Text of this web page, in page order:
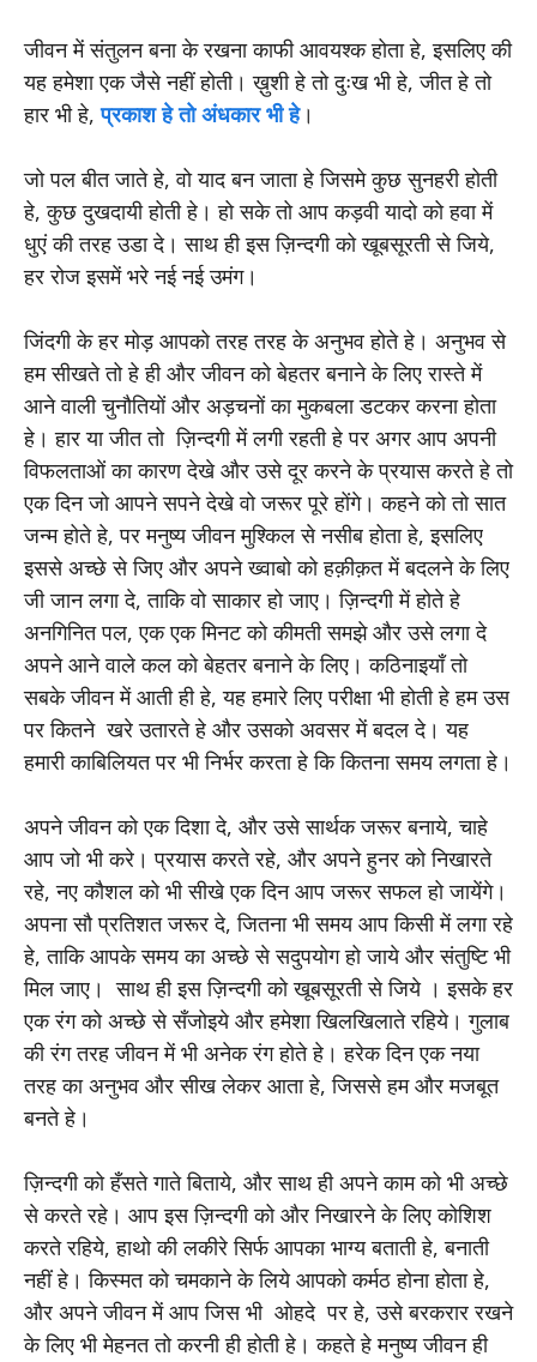
जीवन में संतुलन बना के रखना काफी आवयश्क होता हे, इसलिए की
यह हमेशा एक जैसे नहीं होती। ख़ुशी हे तो दुःख भी हे, जीत हे तो
हार भी हे,प्रकाश हे तो अंधकार भी हे।
जो पल बीत जाते हे, वो याद बन जाता हे जिसमे कुछ सुनहरी होती
हे, कुछ दुखदायी होती हे। हो सके तो आप कड़वी यादो को हवा में
धुएं की तरह उडा दे। साथ ही इस ज़िन्दगी को खूबसूरती से जिये,
हर रोज इसमें भरे नई नई उमंग।
जिंदगी के हर मोड़ आपको तरह तरह के अनुभव होते हे। अनुभव से
हम सीखते तो हे ही और जीवन को बेहतर बनाने के लिए रास्ते में
आने वाली चुनौतियों और अड़चनों का मुकबला डटकर करना होता
हे। हार या जीत तो ज़िन्दगी में लगी रहती हे पर अगर आप अपनी
विफलताओं का कारण देखे और उसे दूर करने के प्रयास करते हे तो
एक दिन जो आपने सपने देखे वो जरूर पूरे होंगे। कहने को तो सात
जन्म होते हे, पर मनुष्य जीवन मुश्किल से नसीब होता हे, इसलिए
इससे अच्छे से जिए और अपने ख्वाबो को हक़ीक़त में बदलने के लिए
जी जान लगा दे, ताकि वो साकार हो जाए। ज़िन्दगी में होते हे
अनगिनित पल, एक एक मिनट को कीमती समझे और उसे लगा दे
अपने आने वाले कल को बेहतर बनाने के लिए। कठिनाइयाँ तो
सबके जीवन में आती ही हे, यह हमारे लिए परीक्षा भी होती हे हम उस
पर कितने खरे उतारते हे और उसको अवसर में बदल दे। यह
हमारी काबिलियत पर भी निर्भर करता हे कि कितना समय लगता हे।
अपने जीवन को एक दिशा दे, और उसे सार्थक जरूर बनाये, चाहे
आप जो भी करे। प्रयास करते रहे, और अपने हुनर को निखारते
रहे, नए कौशल को भी सीखे एक दिन आप जरूर सफल हो जायेंगे।
अपना सौ प्रतिशत जरूर दे, जितना भी समय आप किसी में लगा रहे
हे, ताकि आपके समय का अच्छे से सदुपयोग हो जाये और संतुष्टि भी
मिल जाए। साथ ही इस ज़िन्दगी को खूबसूरती से जिये । इसके हर
एक रंग को अच्छे से सँजोइये और हमेशा खिलखिलाते रहिये। गुलाब
की रंग तरह जीवन में भी अनेक रंग होते हे। हरेक दिन एक नया
तरह का अनुभव और सीख लेकर आता हे, जिससे हम और मजबूत
बनते हे।
ज़िन्दगी को हँसते गाते बिताये, और साथ ही अपने काम को भी अच्छे
से करते रहे। आप इस ज़िन्दगी को और निखारने के लिए कोशिश
करते रहिये, हाथो की लकीरे सिर्फ आपका भाग्य बताती हे, बनाती
नहीं हे। किस्मत को चमकाने के लिये आपको कर्मठ होना होता हे,
और अपने जीवन में आप जिस भी ओहदे पर हे, उसे बरकरार रखने
के लिए भी मेहनत तो करनी ही होती हे। कहते हे मनुष्य जीवन ही